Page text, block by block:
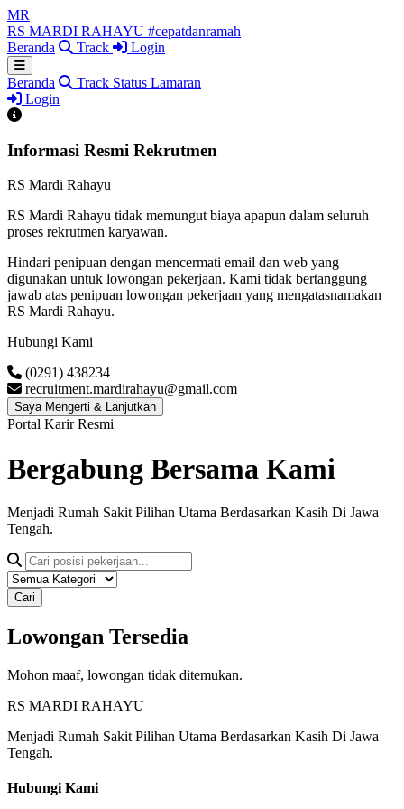
MR
RS MARDI RAHAYU #cepatdanramah
Beranda
Track Login
Beranda
Track Status Lamaran
Login
Informasi Resmi Rekrutmen
RS Mardi Rahayu
RS Mardi Rahayu tidak memungut biaya apapun dalam seluruh
proses rekrutmen karyawan.
Hindari penipuan dengan mencermati email dan web yang
digunakan untuk lowongan pekerjaan. Kami tidak bertanggung
jawab atas penipuan lowongan pekerjaan yang mengatasnamakan
RS Mardi Rahayu.
Hubungi Kami
(0291) 438234
recruitment.mardirahayu@gmail.com
Saya Mengerti & Lanjutkan
Portal Karir Resmi
Bergabung Bersama Kami
Menjadi Rumah Sakit Pilihan Utama Berdasarkan Kasih Di Jawa
Tengah.
Cari
Lowongan Tersedia
Mohon maaf, lowongan tidak ditemukan.
RS MARDI RAHAYU
Menjadi Rumah Sakit Pilihan Utama Berdasarkan Kasih Di Jawa
Tengah.
Hubungi Kami